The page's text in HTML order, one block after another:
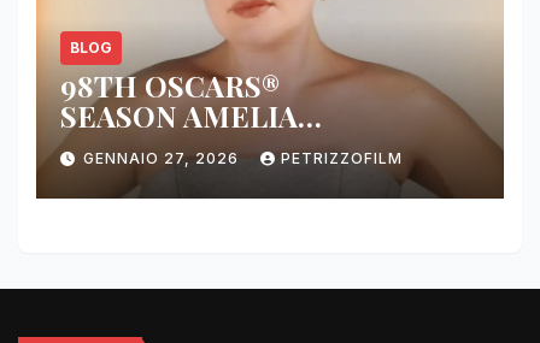
BLOG
98TH OSCARS®
SEASON AMELIA
DIMOLDENBERG RETURNS
FOR THIRD YEAR
GENNAIO 27, 2026 PETRIZZOFILM